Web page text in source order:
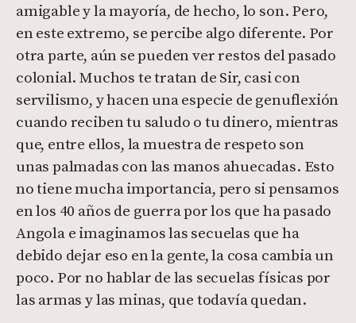
amigable y la mayoría, de hecho, lo son. Pero,
en este extremo, se percibe algo diferente. Por
otra parte, aún se pueden ver restos del pasado
colonial. Muchos te tratan de Sir, casi con
servilismo, y hacen una especie de genuflexión
cuando reciben tu saludo o tu dinero, mientras
que, entre ellos, la muestra de respeto son
unas palmadas con las manos ahuecadas. Esto
no tiene mucha importancia, pero si pensamos
en los 40 años de guerra por los que ha pasado
Angola e imaginamos las secuelas que ha
debido dejar eso en la gente, la cosa cambia un
poco. Por no hablar de las secuelas físicas por
las armas y las minas, que todavía quedan.